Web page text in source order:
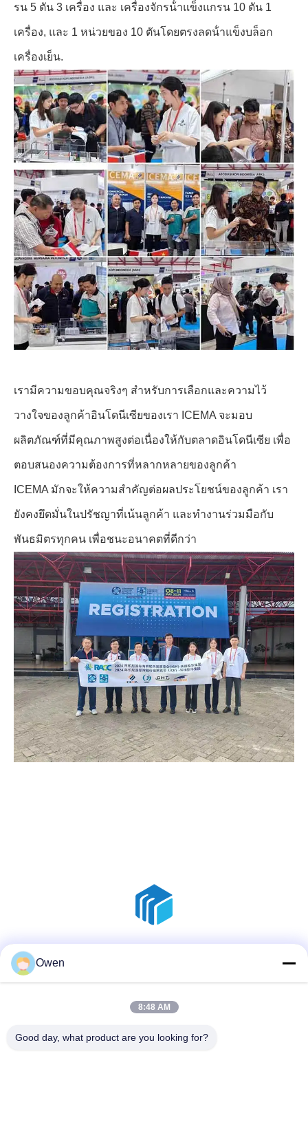
รน 5 ตัน 3 เครื่อง และ เครื่องจักรน้ําแข็งแกรน 10 ตัน 1
เครื่อง, และ 1 หน่วยของ 10 ตันโดยตรงลดน้ําแข็งบล็อก
เครื่องเย็น.
เรามีความขอบคุณจริงๆ สําหรับการเลือกและความไว้
วางใจของลูกค้าอินโดนีเซียของเรา ICEMA จะมอบ
ผลิตภัณฑ์ที่มีคุณภาพสูงต่อเนื่องให้กับตลาดอินโดนีเซีย เพื่อ
ตอบสนองความต้องการที่หลากหลายของลูกค้า
ICEMA มักจะให้ความสําคัญต่อผลประโยชน์ของลูกค้า เรา
ยังคงยึดมั่นในปรัชญาที่เน้นลูกค้า และทํางานร่วมมือกับ
พันธมิตรทุกคน เพื่อชนะอนาคตที่ดีกว่า
Owen
8:48 AM
Good day, what product are you looking for?